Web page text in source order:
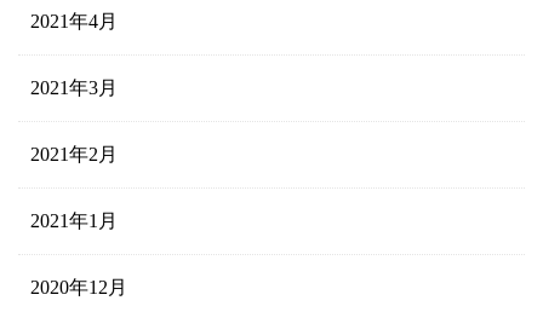
2021年4月
2021年3月
2021年2月
2021年1月
2020年12月